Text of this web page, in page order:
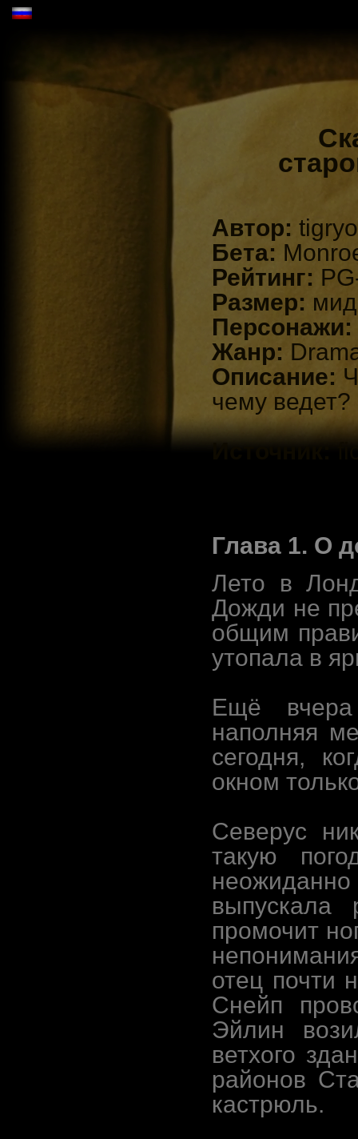
Автор:
Бета:
Рейтинг:
Размер:
Персонажи:
Жанр:
Описание:
чему
Источник:
Глава 1. О
Лето в
Дожди не
общим
утопала в
Ещё вчера
наполняя
сегодня,
окном
Северус
такую
неожиданно
выпускала
промочит
отец почти
Снейп
Эйлин
ветхого
районов
кастрюль.